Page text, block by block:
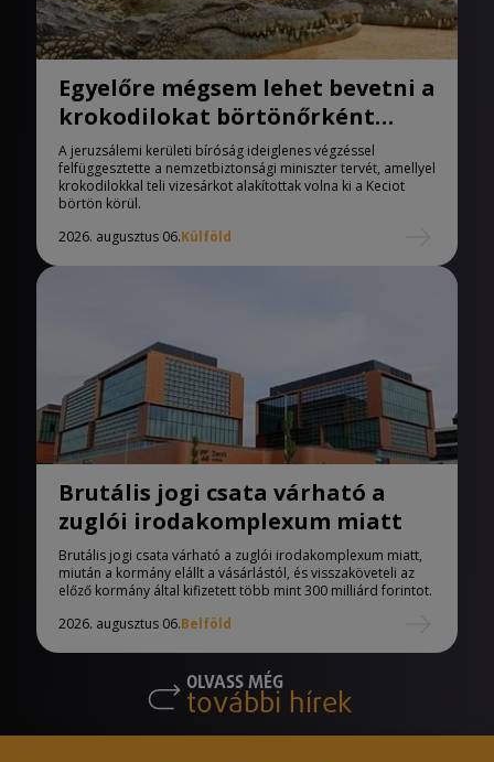
Egyelőre mégsem lehet bevetni a
krokodilokat börtönőrként
Izraelben
A jeruzsálemi kerületi bíróság ideiglenes végzéssel
felfüggesztette a nemzetbiztonsági miniszter tervét, amellyel
krokodilokkal teli vizesárkot alakítottak volna ki a Keciot
börtön körül.
2026. augusztus 06.Külföld
Brutális jogi csata várható a
zuglói irodakomplexum miatt
Brutális jogi csata várható a zuglói irodakomplexum miatt,
miután a kormány elállt a vásárlástól, és visszaköveteli az
előző kormány által kifizetett több mint 300 milliárd forintot.
2026. augusztus 06.Belföld
OLVASS MÉG
további hírek